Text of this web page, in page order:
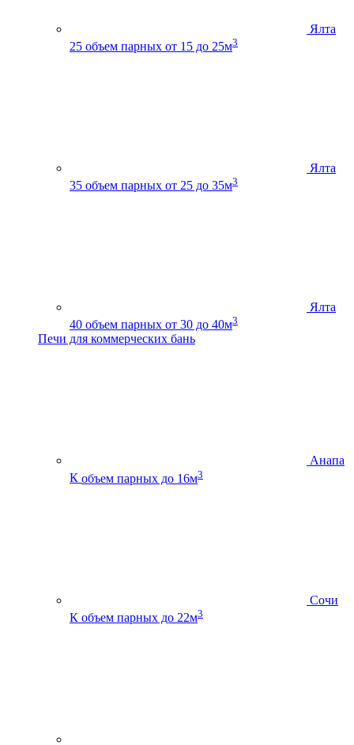
Ялта
25 объем парных от 15 до 25м3
Ялта
35 объем парных от 25 до 35м3
Ялта
40 объем парных от 30 до 40м3
Печи для коммерческих бань
Анапа
К объем парных до 16м3
Сочи
К объем парных до 22м3